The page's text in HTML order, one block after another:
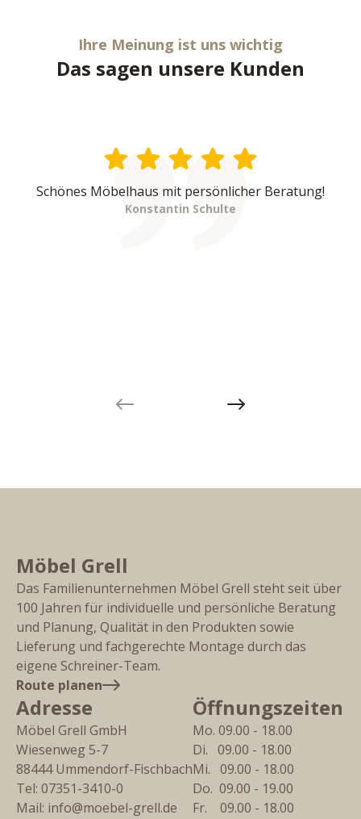
Ihre Meinung ist uns wichtig
Das sagen unsere Kunden
Schönes Möbelhaus mit persönlicher Beratung!
Konstantin Schulte
Next slide
Möbel Grell
Das Familienunternehmen Möbel Grell steht seit über
100 Jahren für individuelle und persönliche Beratung
und Planung, Qualität in den Produkten sowie
Lieferung und fachgerechte Montage durch das
eigene Schreiner-Team.
Route planen
Adresse
Möbel Grell GmbH
Wiesenweg 5-7
88444 Ummendorf-Fischbach
Tel: 07351-3410-0
Mail: info@moebel-grell.de
Öffnungszeiten
Mo. 09.00 - 18.00
Di.   09.00 - 18.00
Mi.   09.00 - 18.00
Do.  09.00 - 19.00
Fr.    09.00 - 18.00